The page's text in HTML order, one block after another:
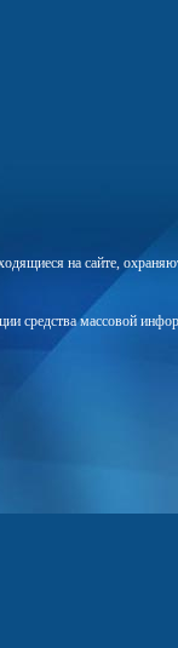
на сайте,
средства массовой